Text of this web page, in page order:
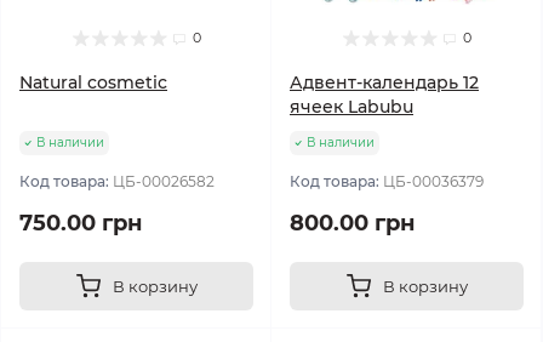
0
Natural cosmetic
В наличии
Код товара: ЦБ-00026582
750.00 грн
В корзину
0
Адвент-календарь 12
ячеек Labubu
В наличии
Код товара: ЦБ-00036379
800.00 грн
В корзину